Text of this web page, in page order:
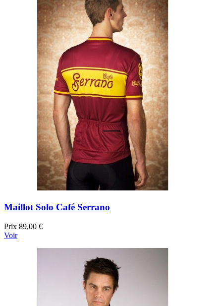
Maillot Solo Café Serrano
Prix 89,00 €
Voir